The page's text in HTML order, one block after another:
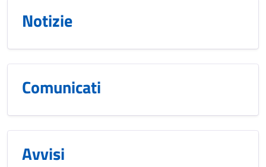
Notizie
Comunicati
Avvisi